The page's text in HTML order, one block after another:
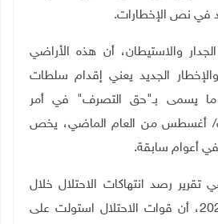
في نص الإخطارات.
والاستيطان، أن هذه الأراضي
الجديد يعني إقدام سلطات
ما يسمى بـ"حق التصرف" في أمر
أغسطس من العام الماضي، يخص
أعوام سابقة.
رصد انتهاكات الاحتلال خلال
شهر آب/ أغسطس 2024، أن قوات الاحتلال استولت على